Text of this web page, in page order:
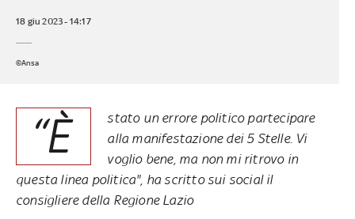
18 giu 2023 - 14:17
©Ansa
“È
stato un errore politico partecipare
alla manifestazione dei 5 Stelle. Vi
voglio bene, ma non mi ritrovo in
questa linea politica", ha scritto sui social il
consigliere della Regione Lazio